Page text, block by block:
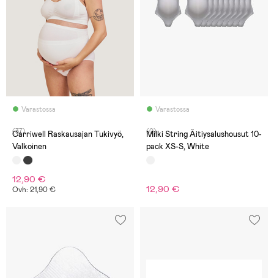
Varastossa
(37)
Carriwell Raskausajan Tukivyö,
Valkoinen
12,90 €
Ovh: 21,90 €
Varastossa
(0)
Milki String Äitiysalushousut 10-
pack XS-S, White
12,90 €